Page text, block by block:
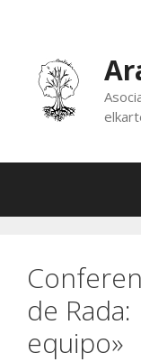
contenido
de
equipo»